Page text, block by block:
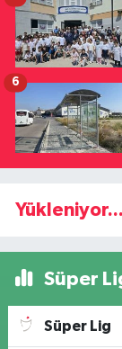
6
Yükleniyor...
Süper
Süper Lig